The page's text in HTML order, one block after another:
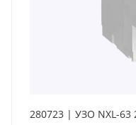
280723 | УЗО NXL-63